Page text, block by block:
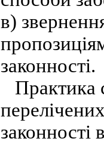
в)
законності.
Практика
законності